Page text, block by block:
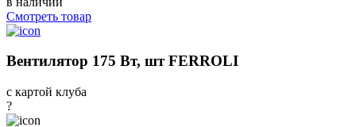
Смотреть товар
Вентилятор 175 Вт, шт FERROLI
с картой клуба
?